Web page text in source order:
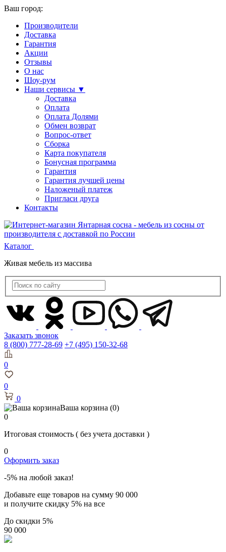
Ваш город:
Производители
Доставка
Гарантия
Акции
Отзывы
О нас
Шоу-рум
Наши сервисы ▼
Доставка
Оплата
Оплата Долями
Обмен возврат
Вопрос-ответ
Сборка
Карта покупателя
Бонусная программа
Гарантия
Гарантия лучшей цены
Наложеный платеж
Пригласи друга
Контакты
Каталог
Живая мебель из массива
Заказать звонок
8 (800) 777-28-69 +7 (495) 150-32-68
0
0
0
Ваша корзина (0)
0
Итоговая стоимость ( без учета доставки )
0
Оформить заказ
-5% на любой заказ!
Добавьте еще товаров на сумму 90 000
и получите скидку 5% на все
До скидки 5%
90 000